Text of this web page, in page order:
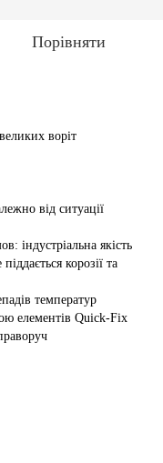
Порівняти
воріт
від ситуації
індустріальна якість
корозії та
температур
елементів Quick-Fix